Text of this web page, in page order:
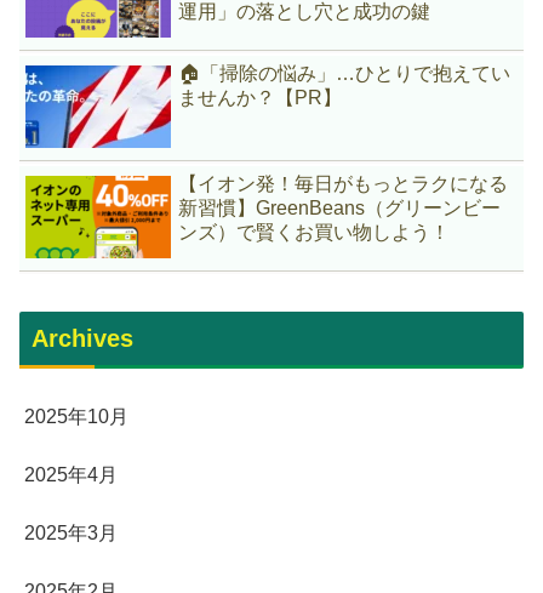
運用」の落とし穴と成功の鍵
🏠「掃除の悩み」…ひとりで抱えてい
ませんか？【PR】
【イオン発！毎日がもっとラクになる
新習慣】GreenBeans（グリーンビー
ンズ）で賢くお買い物しよう！
Archives
2025年10月
2025年4月
2025年3月